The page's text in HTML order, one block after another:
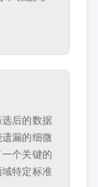
后的数据
漏的细微
个关键的
特定标准